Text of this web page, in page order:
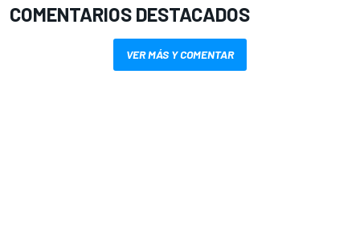
COMENTARIOS DESTACADOS
VER MÁS Y COMENTAR